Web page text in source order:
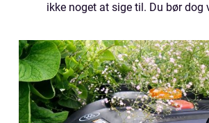
ikke noget at sige til. Du bør dog
ringe til viceværten hvis der
problemer me...